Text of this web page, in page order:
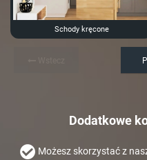
Schody kręcone
Dodatkowe
Możesz skorzystać z